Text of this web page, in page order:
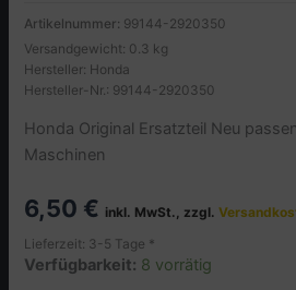
Artikelnummer: 99144-2920350
Versandgewicht: 0.3 kg
Hersteller: Honda
Hersteller-Nr.: 99144-2920350
Honda Original Ersatzteil Neu
Maschinen
6,50 € inkl. MwSt., zzgl.
Lieferzeit: 3-5 Tage *
Verfügbarkeit: 8 vorrätig